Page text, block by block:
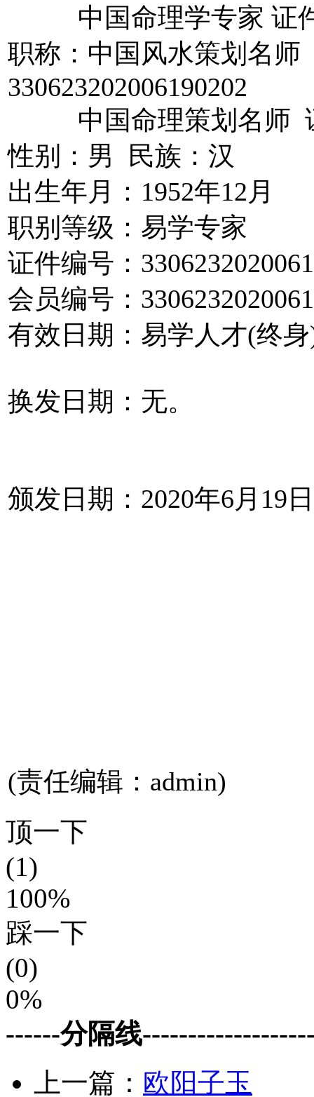
中国命理学专家 证件
职称：中国风水策划名师
330623202006190202
中国命理策划名师 证
性别：男 民族：汉
出生年月：1952年12月
职别等级：易学专家
证件编号：
会员编号：
有效日期：易学人才(终
换发日期：无。
颁发日期：2020年6月19日
(责任编辑：admin)
顶一下
(1)
100%
踩一下
(0)
0%
------分隔线
上一篇： 欧阳子玉